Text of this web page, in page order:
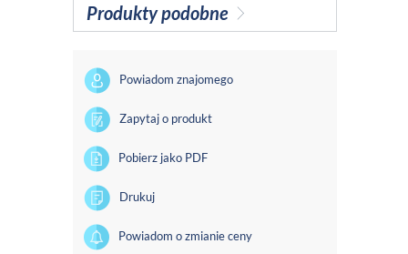
Produkty podobne
Powiadom znajomego
Zapytaj o produkt
Pobierz jako PDF
Drukuj
Powiadom o zmianie ceny